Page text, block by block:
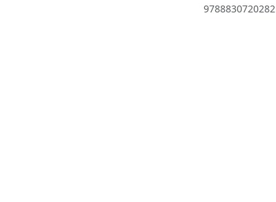
9788830720282